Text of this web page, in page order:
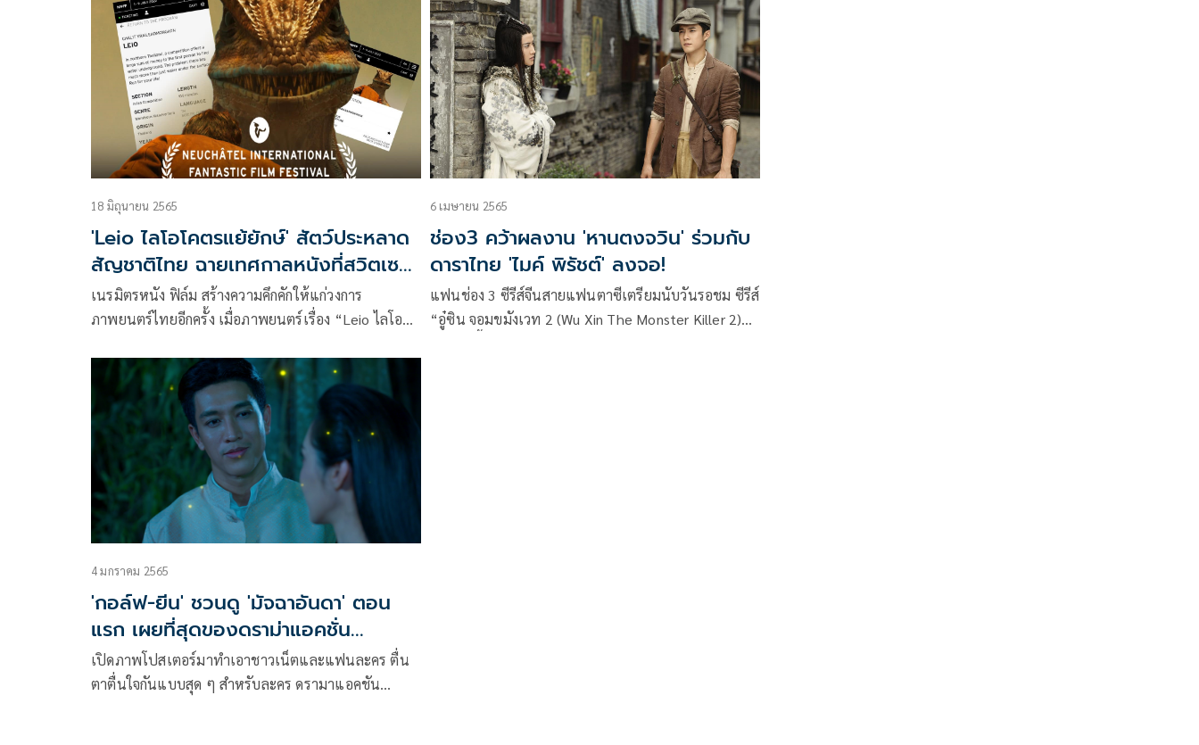
รันตีด้วยตัวเองว่าเรื่องนี้นอกจากเลิฟซีนที่มีไม่น้อยแล้ว
คิวบู๊ยังอัดแน่นเรียกได้ว่าเล่นจริงเจ็บจริงเลยทีเดียว
“ปริญ ปริญญ์” งานนี้นอกจากทั้งสามคนเปิดโลก
จินตนาการสวมชุดเกราะปล่อยพลังสู้กับอสูร ยังต้องเจอ
งานหินในการแสดงเล่นกับจินตนาการในฉาก CG ที่จัด
เต็มสุดๆ
18 มิถุนายน 2565
'Leio ไลโอโคตรแย้ยักษ์' สัตว์ประหลาด
สัญชาติไทย ฉายเทศกาลหนังที่สวิตเซอร์
แลนด์
เนรมิตรหนัง ฟิล์ม สร้างความคึกคักให้แก่วงการ
ภาพยนตร์ไทยอีกครั้ง เมื่อภาพยนตร์เรื่อง “Leio ไลโอ
“Neuchatel International Fantastic Film Festival”
ซึ่งถือได้ว่าเป็นหนึ่งในเทศกาลหนังแฟนตาซีที่สำคัญที่สุด
ในโลก จะจัดขึ้นระหว่างวันที่ 1-9 กรกฏาคม 2565 ที่เมือง
Neuchatel (นูชาเทล) ประเทศสวิตเซอร์แลนด์ โดยจะได้
ฉายในสาย Asian Competition หรือ สายประกวด โดยมี
ภาพยนตร์ประเภทเดียวกันเข้าร่วมทั่วเอเชีย อาทิ Shin
Ultraman จากประเทศญี่ปุ่น The Round Up จาก
ประเทศเกาหลีใต้ Maika จากประเทศเวียดนาม เป็นต้น
6 เมษายน 2565
ช่อง3 คว้าผลงาน 'หานตงจวิน' ร่วมกับ
ดาราไทย 'ไมค์ พิรัชต์' ลงจอ!
แฟนช่อง 3 ซีรีส์จีนสายแฟนตาซีเตรียมนับวันรอชม ซีรีส์
“อู๋ซิน จอมขมังเวท 2 (Wu Xin The Monster Killer 2)”
4 มกราคม 2565
'กอล์ฟ-ยีน' ชวนดู 'มัจฉาอันดา' ตอน
แรก เผยที่สุดของดราม่าแอคชั่น
แฟนตาซี
เปิดภาพโปสเตอร์มาทำเอาชาวเน็ตและแฟนละคร ตื่น
ตาตื่นใจกันแบบสุด ๆ สำหรับละคร ดรามาแอคชัน